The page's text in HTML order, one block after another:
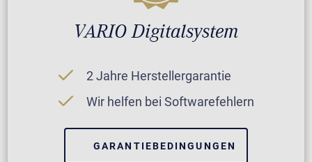
VARIO Digitalsystem
2 Jahre Herstellergarantie
Wir helfen bei Softwarefehlern
GARANTIEBEDINGUNGEN